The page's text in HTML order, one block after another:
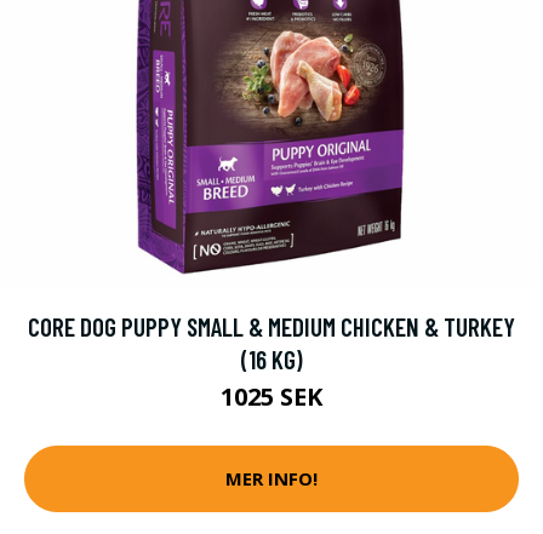
CORE DOG PUPPY SMALL & MEDIUM CHICKEN & TURKEY
(16 KG)
1025 SEK
MER INFO!